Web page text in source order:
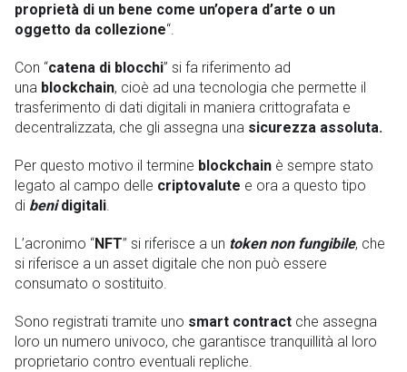
proprietà di un bene come un’opera d’arte o un
oggetto da collezione“.
Con “catena di blocchi” si fa riferimento ad
una blockchain, cioè ad una tecnologia che permette il
trasferimento di dati digitali in maniera crittografata e
decentralizzata, che gli assegna una sicurezza assoluta.
Per questo motivo il termine blockchain è sempre stato
legato al campo delle criptovalute e ora a questo tipo
di benidigitali.
L’acronimo “NFT” si riferisce a un token non fungibile, che
si riferisce a un asset digitale che non può essere
consumato o sostituito.
Sono registrati tramite uno smart contract che assegna
loro un numero univoco, che garantisce tranquillità al loro
proprietario contro eventuali repliche.